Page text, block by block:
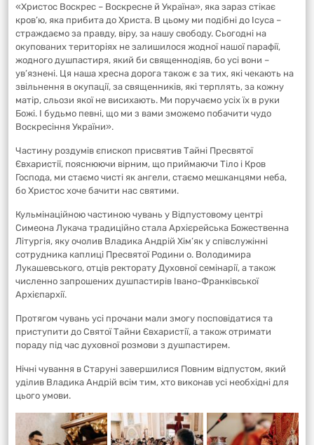
«Христос Воскрес – Воскресне й Україна», яка зараз стікає
кров’ю, яка прибита до Христа. В цьому ми подібні до Ісуса –
страждаємо за правду, віру, за нашу свободу. Сьогодні на
окупованих територіях не залишилося жодної нашої парафії,
жодного душпастиря, який би священнодіяв, бо усі вони –
ув’язнені. Ця наша хресна дорога також є за тих, які чекають на
звільнення в окупації, за священників, які терплять, за кожну
матір, сльози якої не висихають. Ми поручаємо усіх їх в руки
Божі. І будьмо певні, що ми з вами зможемо побачити чудо
Воскресіння України».
Частину роздумів єпископ присвятив Тайні Пресвятої
Євхаристії, пояснюючи вірним, що приймаючи Тіло і Кров
Господа, ми стаємо чисті як ангели, стаємо мешканцями неба,
бо Христос хоче бачити нас святими.
Кульмінаційною частиною чувань у Відпустовому центрі
Симеона Лукача традиційно стала Архієрейська Божественна
Літургія, яку очолив Владика Андрій Хім’як у співслужінні
сотрудника каплиці Пресвятої Родини о. Володимира
Лукашевського, отців ректорату Духовної семінарії, а також
численно запрошених душпастирів Івано-Франківської
Архієпархії.
Протягом чувань усі прочани мали змогу посповідатися та
приступити до Святої Тайни Євхаристії, а також отримати
пораду під час духовної розмови з душпастирем.
Нічні чування в Старуні завершилися Повним відпустом, який
уділив Владика Андрій всім тим, хто виконав усі необхідні для
цього умови.